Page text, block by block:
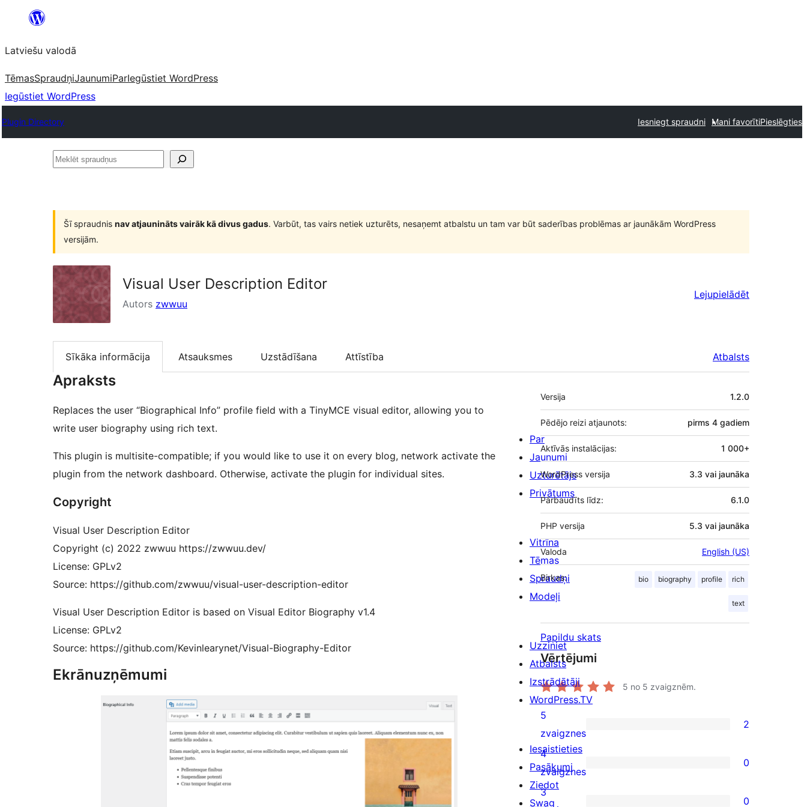
Pāriet
saturu
Latviešu valodā
TēmasSpraudņiJaunumiParIegūstiet WordPress
Iegūstiet WordPress
Plugin Directory Iesniegt spraudni Mani favorītiPieslēgties
Meklēt
Šī spraudnis nav atjaunināts vairāk kā divus gadus. Varbūt, tas vairs netiek uzturēts, nesaņemt atbalstu un tam var būt saderības problēmas ar jaunākām WordPress
versijām.
Visual User Description Editor
Autors zwwuu
Lejupielādēt
Sīkāka informācija Atsauksmes Uzstādīšana Attīstība Atbalsts
Apraksts
Replaces the user “Biographical Info” profile field with a TinyMCE visual editor, allowing you to
write user biography using rich text.
This plugin is multisite-compatible; if you would like to use it on every blog, network activate the
plugin from the network dashboard. Otherwise, activate the plugin for individual sites.
Copyright
Visual User Description Editor
Copyright (c) 2022 zwwuu https://zwwuu.dev/
License: GPLv2
Source: https://github.com/zwwuu/visual-user-description-editor
Visual User Description Editor is based on Visual Editor Biography v1.4
License: GPLv2
Source: https://github.com/Kevinlearynet/Visual-Biography-Editor
Ekrānuzņēmumi
Meta
Versija 1.2.0
Pēdējo reizi atjaunots: pirms 4 gadiem
Aktīvās instalācijas: 1 000+
WordPress versija 3.3 vai jaunāka
Pārbaudīts līdz: 6.1.0
PHP versija 5.3 vai jaunāka
Valoda English (US)
Birkas: bio biography profile rich
text
Papildu skats
Vērtējumi
5 no 5 zvaigznēm.
2
5-
star
reviews
5
zvaigznes
2
0
4-
4
zvaigznes
0
3
0
Par
Jaunumi
Uzturētājs
Privātums
Vitrīna
Tēmas
Spraudņi
Modeļi
Uzziniet
Atbalsts
Izstrādātāji
WordPress.TV
Iesaistieties
Pasākumi
Ziedot
Swag